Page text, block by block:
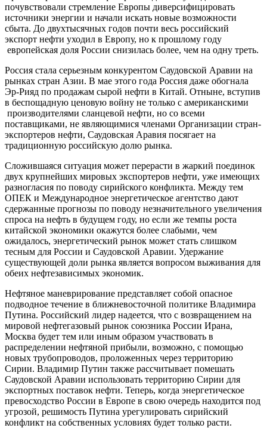
почувствовали стремление Европы диверсифицировать
источники энергии и начали искать новые возможности
сбыта. До двухтысячных годов почти весь российский
экспорт нефти уходил в Европу, но к прошлому году
европейская доля России снизилась более, чем на одну треть.
Россия стала серьезным конкурентом Саудовской Аравии на
рынках стран Азии. В мае этого года Россия даже обогнала
Эр-Рияд по продажам сырой нефти в Китай. Отныне, вступив
в беспощадную ценовую войну не только с американскими
производителями сланцевой нефти, но со всеми
поставщиками, не являющимися членами Организации стран-
экспортеров нефти, Саудовская Аравия посягает на
традиционную российскую долю рынка.
Сложившаяся ситуация может перерасти в жаркий поединок
двух крупнейших мировых экспортеров нефти, уже имеющих
разногласия по поводу сирийского конфликта. Между тем
ОПЕК и Международное энергетическое агентство дают
сдержанные прогнозы по поводу незначительного увеличения
спроса на нефть в будущем году, но если же темпы роста
китайской экономики окажутся более слабыми, чем
ожидалось, энергетический рынок может стать слишком
тесным для России и Саудовской Аравии. Удержание
существующей доли рынка является вопросом выживания для
обеих нефтезависимых экономик.
Нефтяное маневрирование представляет собой опасное
подводное течение в ближневосточной политике Владимира
Путина. Российский лидер надеется, что с возвращением на
мировой нефтегазовый рынок союзника России Ирана,
Москва будет тем или иным образом участвовать в
распределении нефтяной прибыли, возможно, с помощью
новых трубопроводов, проложенных через территорию
Сирии. Владимир Путин также рассчитывает помешать
Саудовской Аравии использовать территорию Сирии для
экспортных поставок нефти. Теперь, когда энергетическое
превосходство России в Европе в свою очередь находится под
угрозой, решимость Путина урегулировать сирийский
конфликт на собственных условиях будет только расти.